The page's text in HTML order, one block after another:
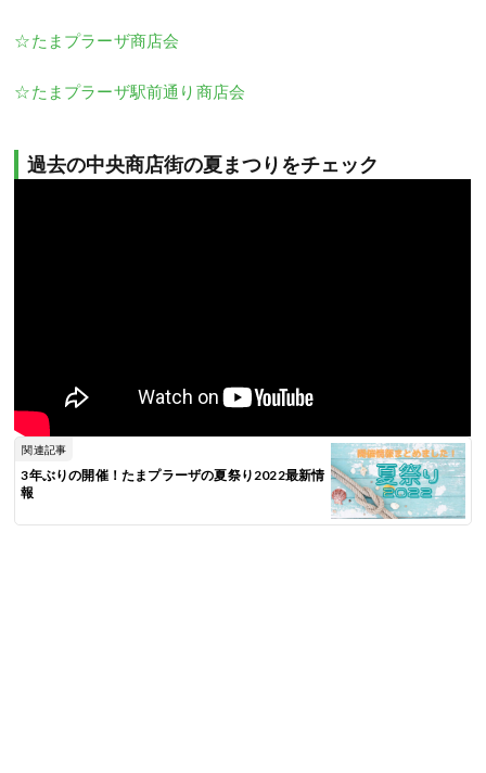
☆たまプラーザ商店会
☆たまプラーザ駅前通り商店会
過去の中央商店街の夏まつりをチェック
関連記事
3年ぶりの開催！たまプラーザの夏祭り2022最新情
報